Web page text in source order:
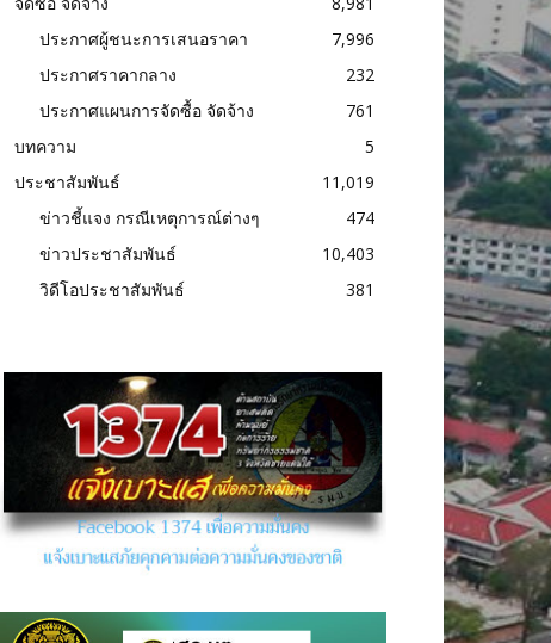
ประกาศผู้ชนะการเสนอราคา
7,996
ประกาศราคากลาง
232
ประกาศแผนการจัดซื้อ จัดจ้าง
761
บทความ
5
ประชาสัมพันธ์
11,019
ข่าวชี้แจง กรณีเหตุการณ์ต่างๆ
474
ข่าวประชาสัมพันธ์
10,403
วิดีโอประชาสัมพันธ์
381